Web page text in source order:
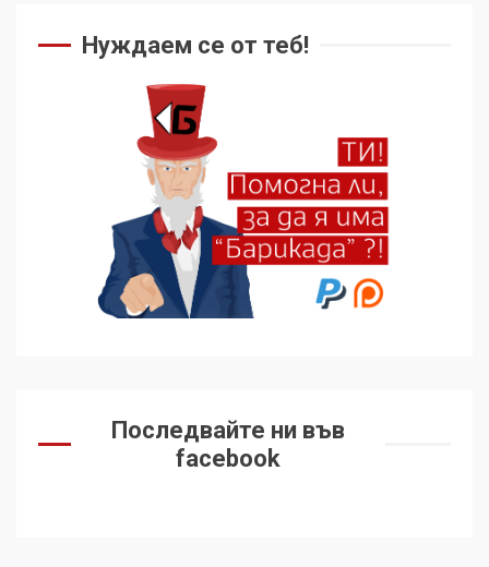
Нуждаем се от теб!
Последвайте ни във
facebook